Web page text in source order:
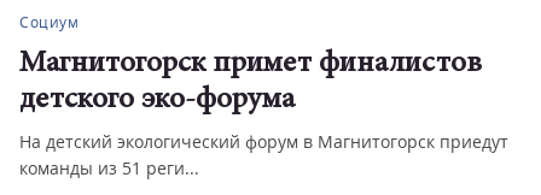
Социум
Магнитогорск примет финалистов
детского эко-форума
На детский экологический форум в Магнитогорск приедут
команды из 51 реги...